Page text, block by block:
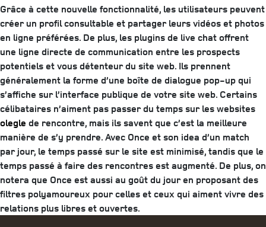
Grâce à cette nouvelle fonctionnalité, les utilisateurs peuvent
créer un profil consultable et partager leurs vidéos et photos
en ligne préférées. De plus, les plugins de live chat offrent
une ligne directe de communication entre les prospects
potentiels et vous détenteur du site web. Ils prennent
généralement la forme d’une boîte de dialogue pop-up qui
s’affiche sur l’interface publique de votre site web. Certains
célibataires n’aiment pas passer du temps sur les websites
olegle de rencontre, mais ils savent que c’est la meilleure
manière de s’y prendre. Avec Once et son idea d’un match
par jour, le temps passé sur le site est minimisé, tandis que le
temps passé à faire des rencontres est augmenté. De plus, on
notera que Once est aussi au goût du jour en proposant des
filtres polyamoureux pour celles et ceux qui aiment vivre des
relations plus libres et ouvertes.